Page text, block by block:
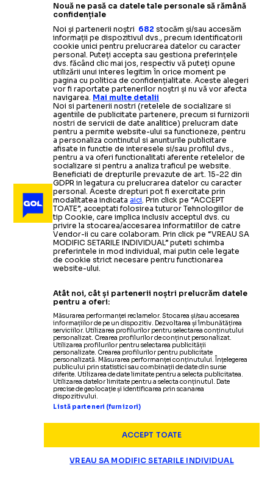
Nouă ne pasă ca datele tale personale să rămână
confidențiale
Noi și partenerii noștri 682 stocăm și/sau accesăm
informații pe dispozitivul dvs., precum identificatorii
cookie unici pentru prelucrarea datelor cu caracter
personal. Puteți accepta sau gestiona preferințele
dvs. făcând clic mai jos, respectiv vă puteți opune
utilizării unui interes legitim în orice moment pe
pagina cu politica de confidențialitate. Aceste alegeri
vor fi raportate partenerilor noștri și nu vă vor afecta
navigarea. Mai multe detalii
Noi si partenerii nostri (retelele de socializare si
agentiile de publicitate partenere, precum si furnizorii
nostri de servicii de date analitice) prelucram date
pentru a permite website-ului sa functioneze, pentru
a personaliza continutul si anunturile publicitare
afisate in functie de interesele si/sau profilul dvs.,
pentru a va oferi functionalitati aferente retelelor de
socializare si pentru a analiza traficul pe website.
Beneficiati de drepturile prevazute de art. 15-22 din
GDPR in legatura cu prelucrarea datelor cu caracter
personal. Aceste drepturi pot fi exercitate prin
modalitatea indicataaici. Prin click pe “ACCEPT
TOATE”, acceptati folosirea tuturor Tehnologiilor de
tip Cookie, care implica inclusiv acceptul dvs. cu
privire la stocarea/accesarea informatiilor de catre
Vendor-ii cu care colaboram. Prin click pe “VREAU SA
MODIFIC SETARILE INDIVIDUAL” puteti schimba
preferintele in mod individual, mai putin cele legate
de cookie strict necesare pentru functionarea
website-ului.
Atât noi, cât și partenerii noștri prelucrăm datele
pentru a oferi:
Măsurarea performanței reclamelor. Stocarea și/sau accesarea
informațiilor de pe un dispozitiv. Dezvoltarea și îmbunătățirea
serviciilor. Utilizarea profilurilor pentru selectarea conținutului
personalizat. Crearea profilurilor de conținut personalizat.
Utilizarea profilurilor pentru selectarea publicității
personalizate. Crearea profilurilor pentru publicitate
personalizată. Măsurarea performanței conținutului. Înțelegerea
publicului prin statistici sau combinații de date din surse
diferite. Utilizarea de date limitate pentru a selecta publicitatea.
Utilizarea datelor limitate pentru a selecta conținutul. Date
precise de geolocație și identificarea prin scanarea
dispozitivului.
Listă parteneri (furnizori)
ACCEPT TOATE
VREAU SA MODIFIC SETARILE INDIVIDUAL